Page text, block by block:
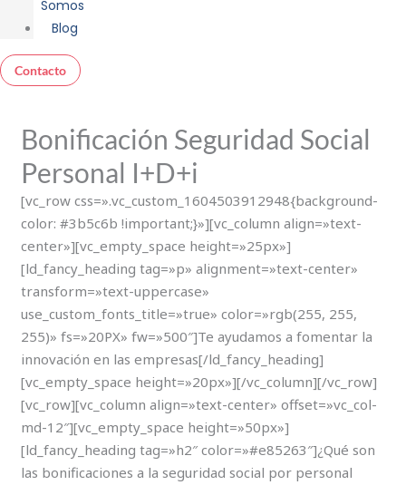
Somos
Blog
Contacto
Bonificación Seguridad Social
Personal I+D+i
[vc_row css=».vc_custom_1604503912948{background-
color: #3b5c6b !important;}»][vc_column align=»text-
center»][vc_empty_space height=»25px»]
[ld_fancy_heading tag=»p» alignment=»text-center»
transform=»text-uppercase»
use_custom_fonts_title=»true» color=»rgb(255, 255,
255)» fs=»20PX» fw=»500″]Te ayudamos a fomentar la
innovación en las empresas[/ld_fancy_heading]
[vc_empty_space height=»20px»][/vc_column][/vc_row]
[vc_row][vc_column align=»text-center» offset=»vc_col-
md-12″][vc_empty_space height=»50px»]
[ld_fancy_heading tag=»h2″ color=»#e85263″]¿Qué son
las bonificaciones a la seguridad social por personal